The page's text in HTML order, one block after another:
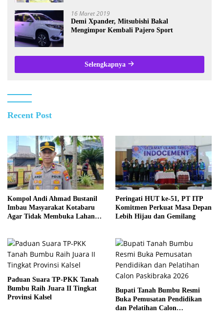
16 Maret 2019
Demi Xpander, Mitsubishi Bakal
Mengimpor Kembali Pajero Sport
Selengkapnya
Recent Post
Kompol Andi Ahmad Bustanil
Imbau Masyarakat Kotabaru
Agar Tidak Membuka Lahan
Peringati HUT ke-51, PT ITP
Komitmen Perkuat Masa Depan
Lebih Hijau dan Gemilang
Paduan Suara TP-PKK Tanah
Bumbu Raih Juara II Tingkat
Provinsi Kalsel
Bupati Tanah Bumbu Resmi
Buka Pemusatan Pendidikan
dan Pelatihan Calon